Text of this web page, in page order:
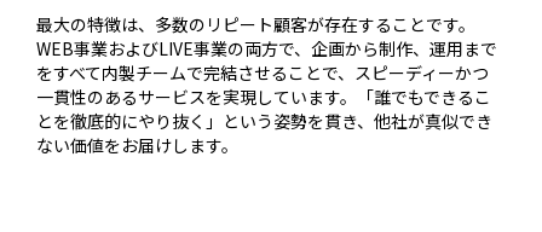
最大の特徴は、多数のリピート顧客が存在することです。
WEB事業およびLIVE事業の両方で、企画から制作、運用まで
をすべて内製チームで完結させることで、スピーディーかつ
一貫性のあるサービスを実現しています。「誰でもできるこ
とを徹底的にやり抜く」という姿勢を貫き、他社が真似でき
ない価値をお届けします。